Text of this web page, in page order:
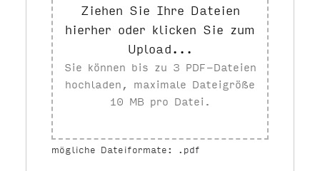
Ziehen Sie Ihre Dateien
hierher oder klicken Sie zum
Upload...
Sie können bis zu 3 PDF-Dateien
hochladen, maximale Dateigröße
10 MB pro Datei.
mögliche Dateiformate: .pdf